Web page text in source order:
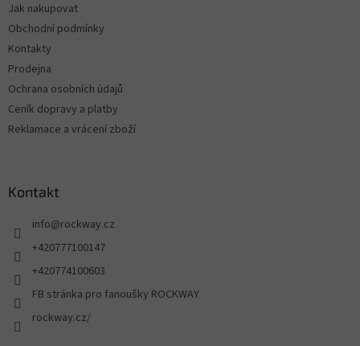
Jak nakupovat
Obchodní podmínky
Kontakty
Prodejna
Ochrana osobních údajů
Ceník dopravy a platby
Reklamace a vrácení zboží
Kontakt
info@rockway.cz
+420777100147
+420774100603
FB stránka pro fanoušky ROCKWAY
rockway.cz/